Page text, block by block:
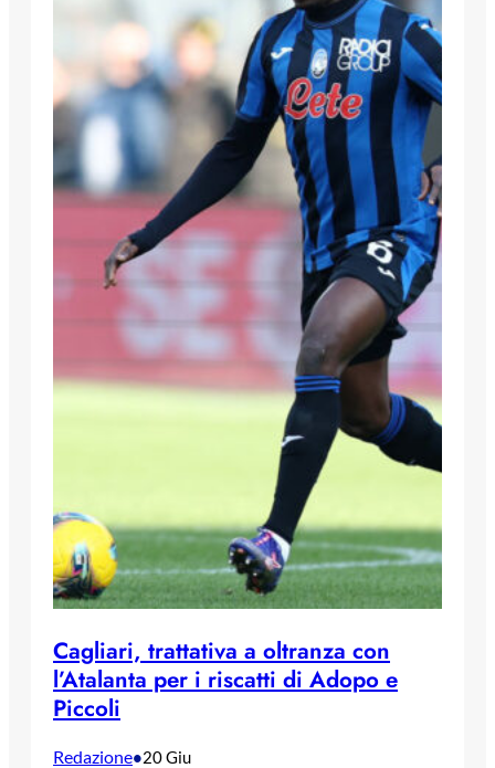
Cagliari, trattativa a oltranza con
l’Atalanta per i riscatti di Adopo e
Piccoli
Redazione•20 Giu